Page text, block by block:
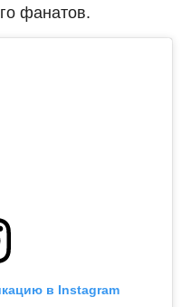
фанатов.
в Instagram